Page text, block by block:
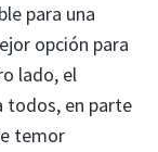
para una
opción para
lado, el
todos, en parte
temor